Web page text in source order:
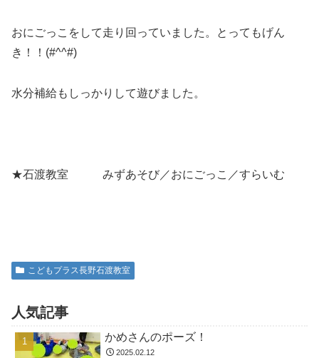
おにごっこをして走り回っていました。とってもげん
き！！(#^^#)
水分補給もしっかりして遊びました。
★石渡教室 みずあそび／おにごっこ／すらいむ
こどもプラス長野石渡教室
人気記事
かめさんのポーズ！
2025.02.12